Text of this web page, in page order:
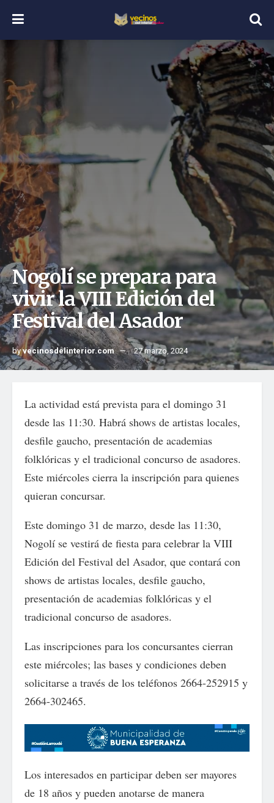
Nogolí se prepara para
vivir la VIII Edición del
Festival del Asador
byvecinosdelinterior.com 27 marzo, 2024
La actividad está prevista para el domingo 31
desde las 11:30. Habrá shows de artistas locales,
desfile gaucho, presentación de academias
folklóricas y el tradicional concurso de asadores.
Este miércoles cierra la inscripción para quienes
quieran concursar.
Este domingo 31 de marzo, desde las 11:30,
Nogolí se vestirá de fiesta para celebrar la VIII
Edición del Festival del Asador, que contará con
shows de artistas locales, desfile gaucho,
presentación de academias folklóricas y el
tradicional concurso de asadores.
Las inscripciones para los concursantes cierran
este miércoles; las bases y condiciones deben
solicitarse a través de los teléfonos 2664-252915 y
2664-302465.
Los interesados en participar deben ser mayores
de 18 años y pueden anotarse de manera